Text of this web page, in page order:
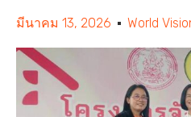
มีนาคม 13, 2026 World